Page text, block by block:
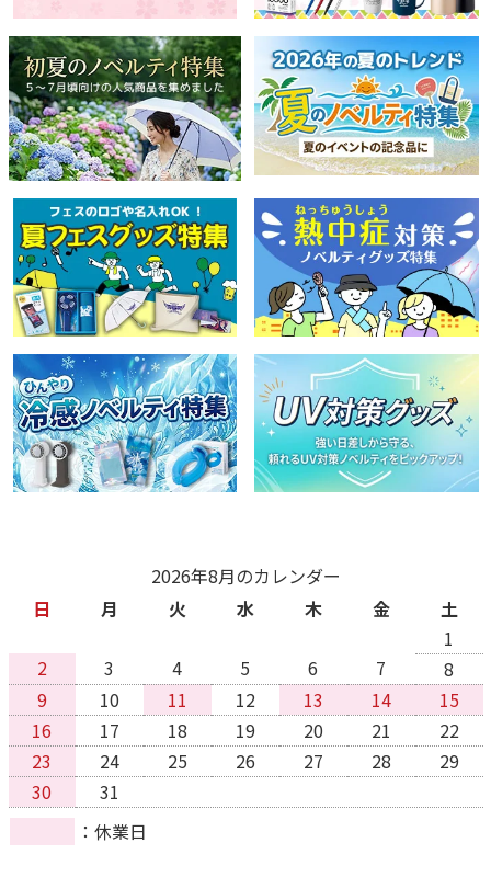
2026年8月のカレンダー
日
月 火 水 木 金
土
1
2
3 4 5 6 7
8
9
10 11 12 13 14
15
16
17 18 19 20 21
22
23
24 25 26 27 28
29
30
31
休業日